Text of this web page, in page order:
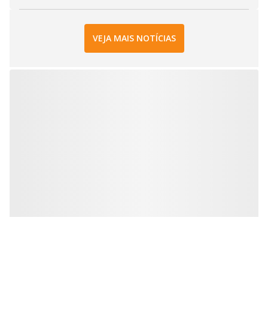
VEJA MAIS NOTÍCIAS